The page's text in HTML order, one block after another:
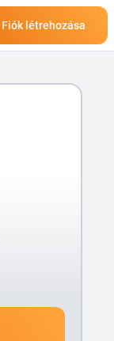
Fiók létrehozása